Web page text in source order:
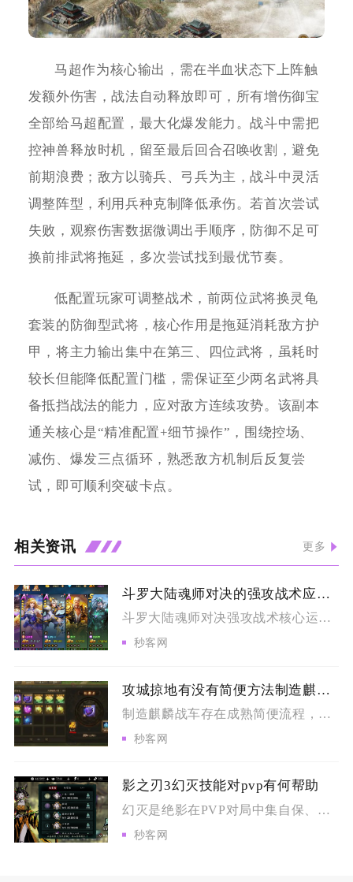
马超作为核心输出，需在半血状态下上阵触
发额外伤害，战法自动释放即可，所有增伤御宝
全部给马超配置，最大化爆发能力。战斗中需把
控神兽释放时机，留至最后回合召唤收割，避免
前期浪费；敌方以骑兵、弓兵为主，战斗中灵活
调整阵型，利用兵种克制降低承伤。若首次尝试
失败，观察伤害数据微调出手顺序，防御不足可
换前排武将拖延，多次尝试找到最优节奏。
低配置玩家可调整战术，前两位武将换灵龟
套装的防御型武将，核心作用是拖延消耗敌方护
甲，将主力输出集中在第三、四位武将，虽耗时
较长但能降低配置门槛，需保证至少两名武将具
备抵挡战法的能力，应对敌方连续攻势。该副本
通关核心是“精准配置+细节操作”，围绕控场、
减伤、爆发三点循环，熟悉敌方机制后反复尝
试，即可顺利突破卡点。
相关资讯 更多
斗罗大陆魂师对决的强攻战术应该如何运用
斗罗大陆魂师对决强攻战术核心运用逻辑为分场景搭建配套增益体系...
秒客网
攻城掠地有没有简便方法制造麒麟战车
制造麒麟战车存在成熟简便流程，核心思路是前置条件精简达标、资...
秒客网
影之刃3幻灭技能对pvp有何帮助
幻灭是绝影在PVP对局中集自保、破甲、爆发、控制于一体的核心...
秒客网